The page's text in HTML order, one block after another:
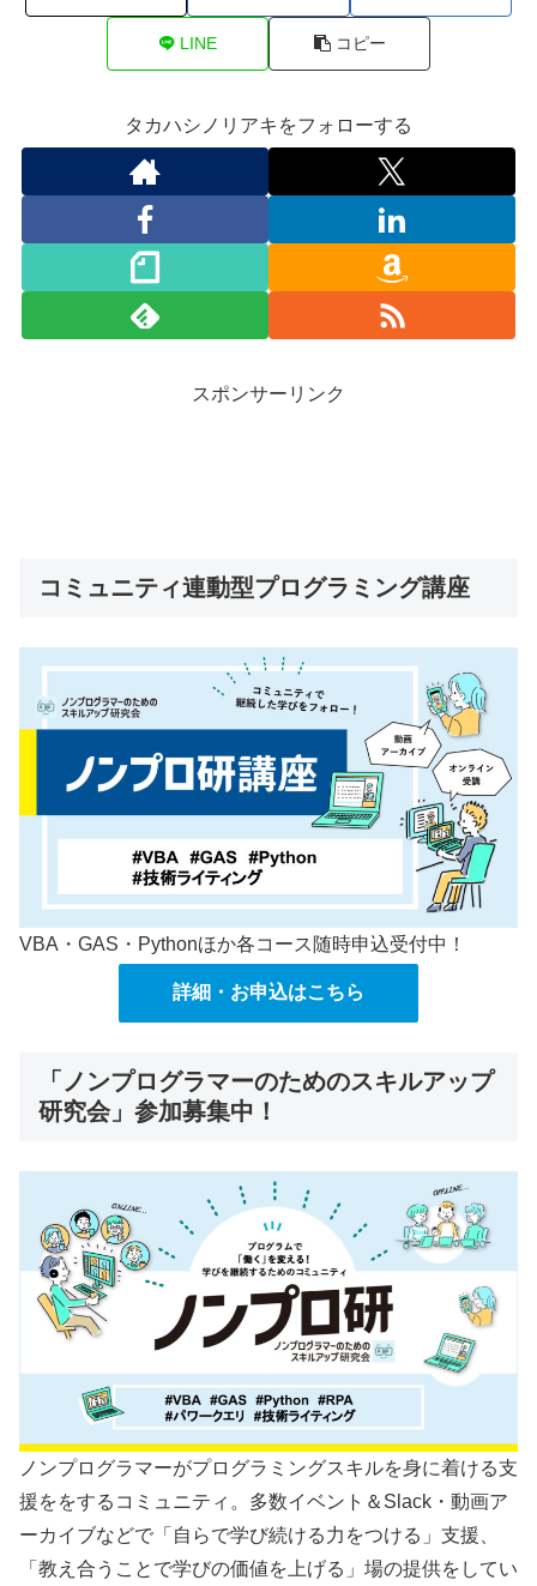
LINE コピー
タカハシノリアキをフォローする
スポンサーリンク
コミュニティ連動型プログラミング講座
VBA・GAS・Pythonほか各コース随時申込受付中！
詳細・お申込はこちら
「ノンプログラマーのためのスキルアップ
研究会」参加募集中！
ノンプログラマーがプログラミングスキルを身に着ける支
援ををするコミュニティ。多数イベント＆Slack・動画ア
ーカイブなどで「自らで学び続ける力をつける」支援、
「教え合うことで学びの価値を上げる」場の提供をしてい